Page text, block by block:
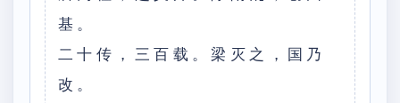
基。
二十传，三百载。梁灭之，国乃
改。